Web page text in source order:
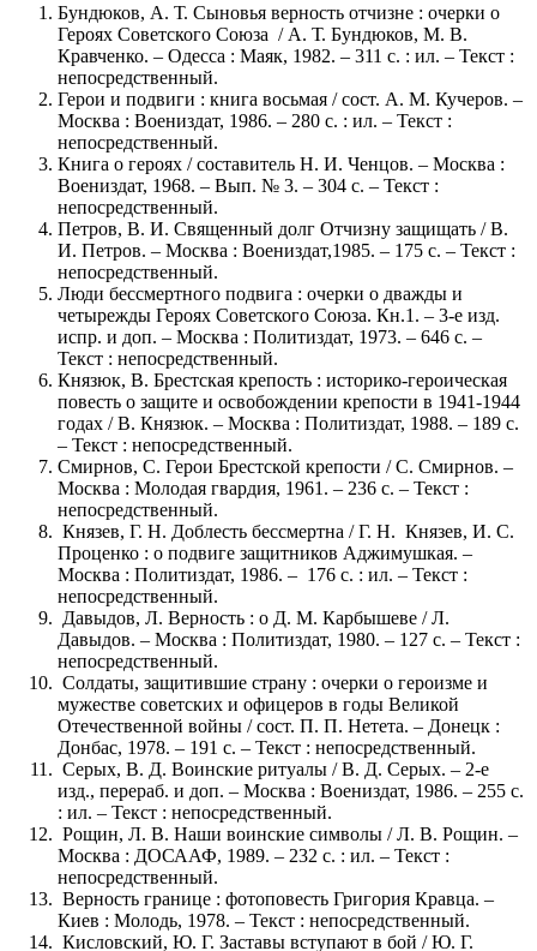
Бундюков, А. Т. Сыновья верность отчизне : очерки о
Героях Советского Союза / А. Т. Бундюков, М. В.
Кравченко. – Одесса : Маяк, 1982. – 311 с. : ил. – Текст :
непосредственный.
Герои и подвиги : книга восьмая / сост. А. М. Кучеров. –
Москва : Воениздат, 1986. – 280 с. : ил. – Текст :
непосредственный.
Книга о героях / составитель Н. И. Ченцов. – Москва :
Воениздат, 1968. – Вып. № 3. – 304 с. – Текст :
непосредственный.
Петров, В. И. Священный долг Отчизну защищать / В.
И. Петров. – Москва : Воениздат,1985. – 175 с. – Текст :
непосредственный.
Люди бессмертного подвига : очерки о дважды и
четырежды Героях Советского Союза. Кн.1. – 3-е изд.
испр. и доп. – Москва : Политиздат, 1973. – 646 с. –
Текст : непосредственный.
Князюк, В. Брестская крепость : историко-героическая
повесть о защите и освобождении крепости в 1941-1944
годах / В. Князюк. – Москва : Политиздат, 1988. – 189 с.
– Текст : непосредственный.
Смирнов, С. Герои Брестской крепости / С. Смирнов. –
Москва : Молодая гвардия, 1961. – 236 с. – Текст :
непосредственный.
Князев, Г. Н. Доблесть бессмертна / Г. Н. Князев, И. С.
Проценко : о подвиге защитников Аджимушкая. –
Москва : Политиздат, 1986. – 176 с. : ил. – Текст :
непосредственный.
Давыдов, Л. Верность : о Д. М. Карбышеве / Л.
Давыдов. – Москва : Политиздат, 1980. – 127 с. – Текст :
непосредственный.
Солдаты, защитившие страну : очерки о героизме и
мужестве советских и офицеров в годы Великой
Отечественной войны / сост. П. П. Нетета. – Донецк :
Донбас, 1978. – 191 с. – Текст : непосредственный.
Серых, В. Д. Воинские ритуалы / В. Д. Серых. – 2-е
изд., перераб. и доп. – Москва : Воениздат, 1986. – 255 с.
: ил. – Текст : непосредственный.
Рощин, Л. В. Наши воинские символы / Л. В. Рощин. –
Москва : ДОСААФ, 1989. – 232 с. : ил. – Текст :
непосредственный.
Верность границе : фотоповесть Григория Кравца. –
Киев : Молодь, 1978. – Текст : непосредственный.
Кисловский, Ю. Г. Заставы вступают в бой / Ю. Г.